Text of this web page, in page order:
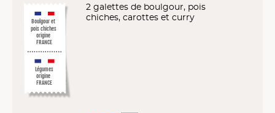
Boulgour et
pois chiches
origine
FRANCE
Légumes
origine
FRANCE
2 galettes de boulgour, pois
chiches, carottes et curry